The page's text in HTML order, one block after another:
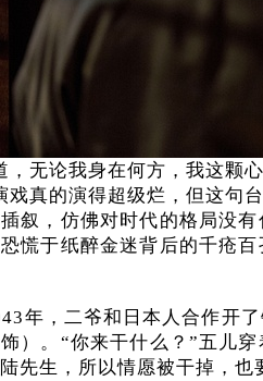
，无论我身在何方，我这颗
戏真的演得超级烂，但这句
叙，仿佛对时代的格局没
慌于纸醉金迷背后的千疮
年，二爷和日本人合作开
）。“你来干什么？”五儿
先生，所以情愿被干掉，也